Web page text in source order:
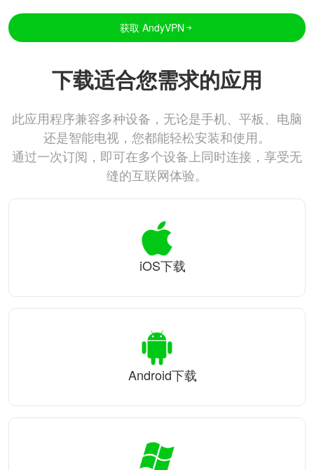
获取 AndyVPN
下载适合您需求的应用
此应用程序兼容多种设备，无论是手机、平板、电脑
还是智能电视，您都能轻松安装和使用。
通过一次订阅，即可在多个设备上同时连接，享受无
缝的互联网体验。
iOS下载
Android下载